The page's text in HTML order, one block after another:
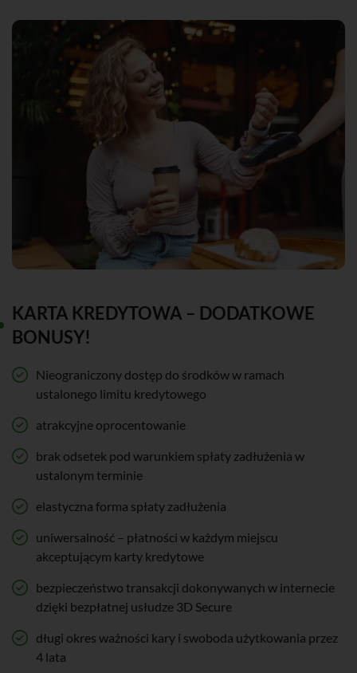
KARTA KREDYTOWA – DODATKOWE
BONUSY!
Nieograniczony dostęp do środków w ramach
ustalonego limitu kredytowego
atrakcyjne oprocentowanie
brak odsetek pod warunkiem spłaty zadłużenia w
ustalonym terminie
elastyczna forma spłaty zadłużenia
uniwersalność – płatności w każdym miejscu
akceptującym karty kredytowe
bezpieczeństwo transakcji dokonywanych w internecie
dzięki bezpłatnej usłudze 3D Secure
długi okres ważności kary i swoboda użytkowania przez
4 lata